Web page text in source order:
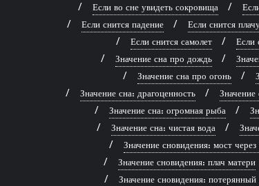
Если во сне увидеть сокровища
Если снится падение
Если снится
Если снится самолет
Если
Значение сна про дождь
Значение сна про огонь
Значение сна: драгоценность
Значение
Значение сна: огромная рыба
Значение сна: чистая вода
Значение сновидения: мост через
Значение сновидения: плач матери
Значение сновидения: потерянный